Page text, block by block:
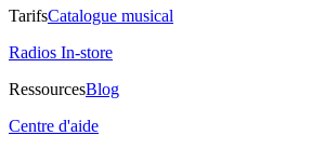
TarifsCatalogue musical
Radios In-store
RessourcesBlog
Centre d'aide